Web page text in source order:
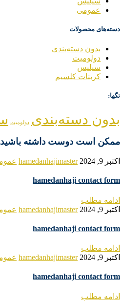
عمومی
دسته‌های محصولات
بدون دسته‌بندی
دولومیت
سیلیس
کربنات کلسیم
تگها:
بدون دسته‌بندی دولومیت
ممکن است دوست داشته باشید
اکتبر 9, 2024 hamedanhajimaster
hamedanhaji contact form
ادامه مطلب
اکتبر 9, 2024
hamedanhajimaster
hamedanhaji contact form
ادامه مطلب
اکتبر 9, 2024
hamedanhajimaster
hamedanhaji contact form
ادامه مطلب